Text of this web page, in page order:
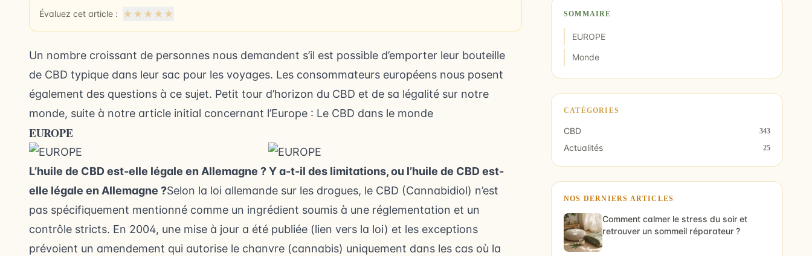
Évaluez cet article : ★ ★ ★ ★ ★
Un nombre croissant de personnes nous demandent s’il est possible d’emporter leur bouteille
de CBD typique dans leur sac pour les voyages. Les consommateurs européens nous posent
également des questions à ce sujet. Petit tour d’horizon du CBD et de sa légalité sur notre
monde, suite à notre article initial concernant l’Europe : Le CBD dans le monde
EUROPE
L’huile de CBD est-elle légale en Allemagne ?Y a-t-il des limitations, ou l’huile de CBD est-
elle légale en Allemagne ?Selon la loi allemande sur les drogues, le CBD (Cannabidiol) n’est
pas spécifiquement mentionné comme un ingrédient soumis à une réglementation et un
contrôle stricts. En 2004, une mise à jour a été publiée (lien vers la loi) et les exceptions
prévoient un amendement qui autorise le chanvre (cannabis) uniquement dans les cas où la
SOMMAIRE
EUROPE
Monde
CATÉGORIES
CBD 343
Actualités 25
NOS DERNIERS ARTICLES
Comment calmer le stress du soir et
retrouver un sommeil réparateur ?